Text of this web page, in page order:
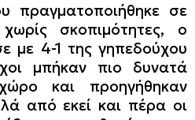
πραγματοποιήθηκε σε
σκοπιμότητες, ο
με 4-1 της γηπεδούχου
μπήκαν πιο δυνατά
και προηγήθηκαν
από εκεί και πέρα οι